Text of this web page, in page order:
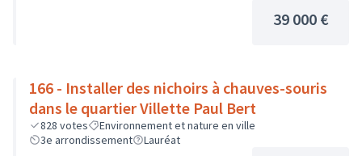
39 000 €
166 - Installer des nichoirs à chauves-souris
dans le quartier Villette Paul Bert
828 votes
Environnement et nature en ville
3e arrondissement
Lauréat